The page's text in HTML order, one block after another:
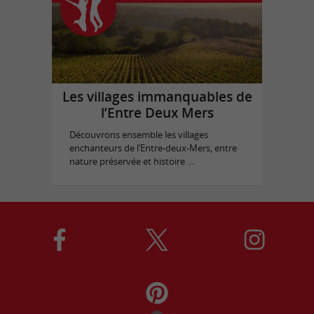
Les villages immanquables de
l’Entre Deux Mers
Découvrons ensemble les villages
enchanteurs de l’Entre-deux-Mers, entre
nature préservée et histoire ...